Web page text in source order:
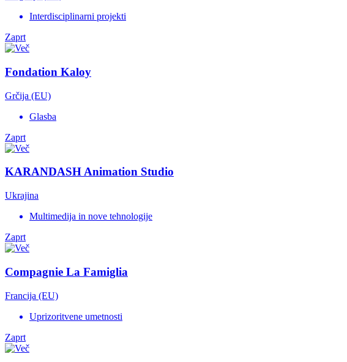
Interdisciplinarni projekti
Zaprt
Fondation Kaloy
Grčija (EU)
Glasba
Zaprt
KARANDASH Animation Studio
Ukrajina
Multimedija in nove tehnologije
Zaprt
Compagnie La Famiglia
Francija (EU)
Uprizoritvene umetnosti
Zaprt